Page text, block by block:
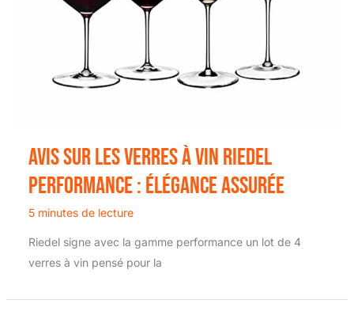
Avis Sur Les Verres À Vin Riedel
Performance : élégance Assurée
5 minutes de lecture
Riedel signe avec la gamme performance un lot de 4
verres à vin pensé pour la